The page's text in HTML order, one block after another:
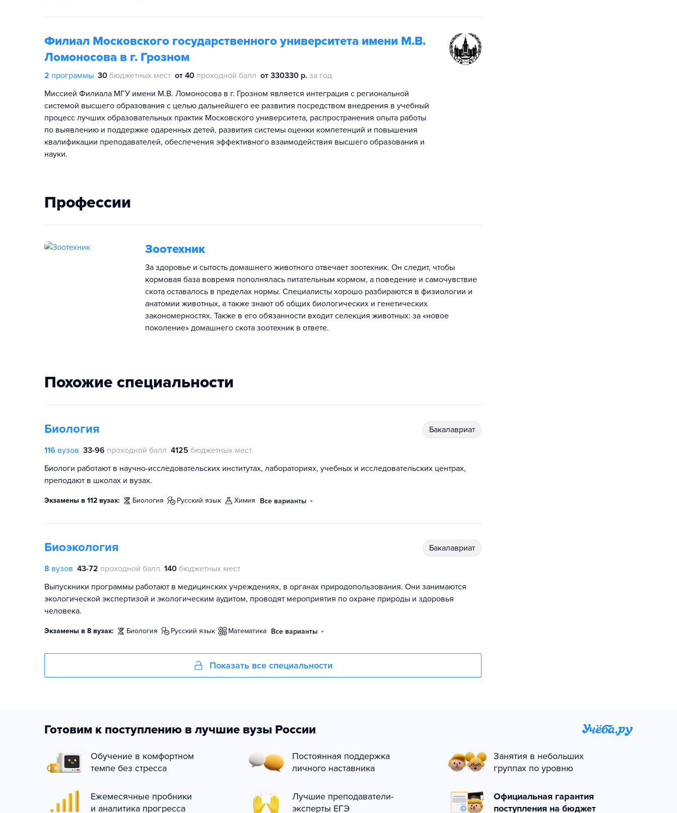
Филиал Московского государственного университета имени М.В.
Ломоносова в г. Грозном
2 программы 30 бюджетных мест от 40 проходной балл от 330330 р. за год
Миссией Филиала МГУ имени М.В. Ломоносова в г. Грозном является интеграция с региональной
системой высшего образования с целью дальнейшего ее развития посредством внедрения в учебный
процесс лучших образовательных практик Московского университета, распространения опыта работы
по выявлению и поддержке одаренных детей, развития системы оценки компетенций и повышения
квалификации преподавателей, обеспечения эффективного взаимодействия высшего образования и
науки.
Профессии
Зоотехник
За здоровье и сытость домашнего животного отвечает зоотехник. Он следит, чтобы
кормовая база вовремя пополнялась питательным кормом, а поведение и самочувствие
скота оставалось в пределах нормы. Специалисты хорошо разбираются в физиологии и
анатомии животных, а также знают об общих биологических и генетических
закономерностях. Также в его обязанности входит селекция животных: за «новое
поколение» домашнего скота зоотехник в ответе.
Похожие специальности
Биология бакалавриат
116 вузов 33-96 проходной балл 4125 бюджетных мест
Биологи работают в научно-исследовательских институтах, лабораториях, учебных и исследовательских центрах,
преподают в школах и вузах.
Экзамены в 112 вузах: биология русский язык химия Все варианты
Биоэкология бакалавриат
8 вузов 43-72 проходной балл 140 бюджетных мест
Выпускники программы работают в медицинских учреждениях, в органах природопользования. Они занимаются
экологической экспертизой и экологическим аудитом, проводят мероприятия по охране природы и здоровья
человека.
Экзамены в 8 вузах: биология русский язык математика Все варианты
Показать все специальности
Готовим к поступлению в лучшие вузы России
Обучение в комфортном
темпе без стресса
Постоянная поддержка
личного наставника
Занятия в небольших
группах по уровню
Ежемесячные пробники
и аналитика прогресса
Лучшие преподаватели-
эксперты ЕГЭ
Официальная гарантия
поступления на бюджет